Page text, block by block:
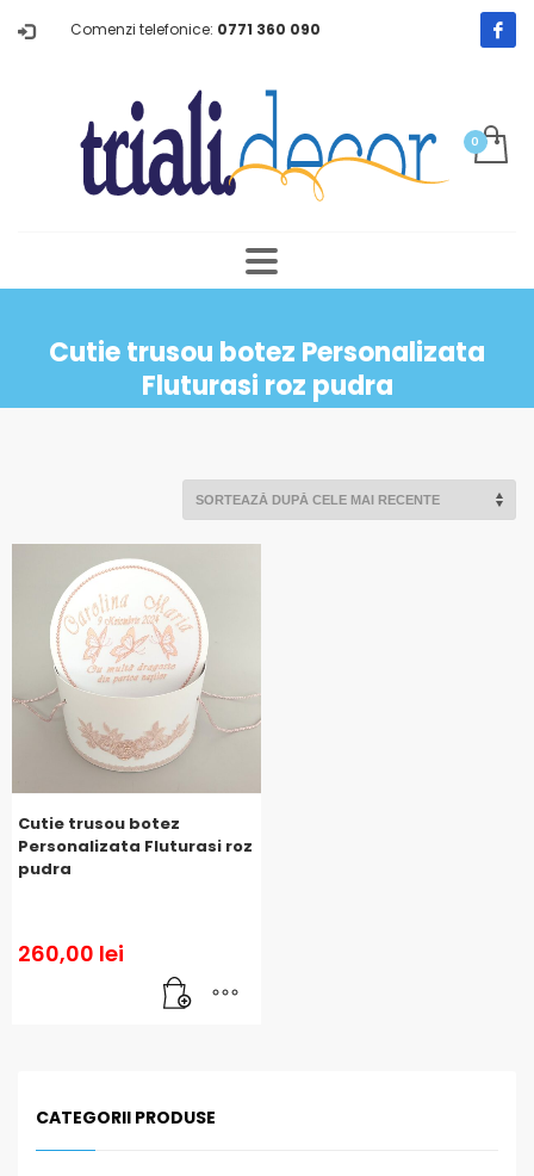
Comenzi telefonice: 0771 360 090
Cutie trusou botez Personalizata
Fluturasi roz pudra
Cutie trusou botez
Personalizata Fluturasi roz
pudra
260,00 lei
CATEGORII PRODUSE